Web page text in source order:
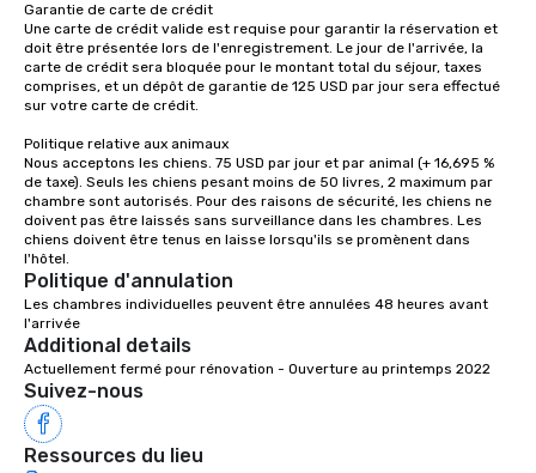
Garantie de carte de crédit
Une carte de crédit valide est requise pour garantir la réservation et
doit être présentée lors de l'enregistrement. Le jour de l'arrivée, la
carte de crédit sera bloquée pour le montant total du séjour, taxes
comprises, et un dépôt de garantie de 125 USD par jour sera effectué
sur votre carte de crédit.
Politique relative aux animaux
Nous acceptons les chiens. 75 USD par jour et par animal (+ 16,695 %
de taxe). Seuls les chiens pesant moins de 50 livres, 2 maximum par
chambre sont autorisés. Pour des raisons de sécurité, les chiens ne
doivent pas être laissés sans surveillance dans les chambres. Les
chiens doivent être tenus en laisse lorsqu'ils se promènent dans
Politique d'annulation
Les chambres individuelles peuvent être annulées 48 heures avant
l'arrivée
Additional details
Actuellement fermé pour rénovation - Ouverture au printemps 2022
Suivez-nous
Ressources du lieu